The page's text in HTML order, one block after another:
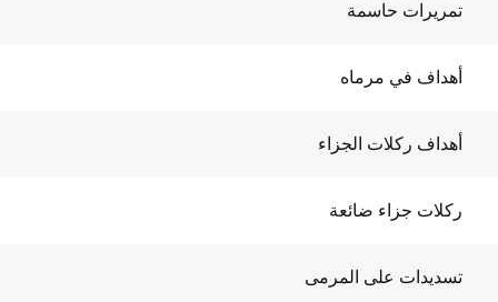
تمريرات حاسمة
أهداف في مرماه
أهداف ركلات الجزاء
ركلات جزاء ضائعة
تسديدات على المرمى